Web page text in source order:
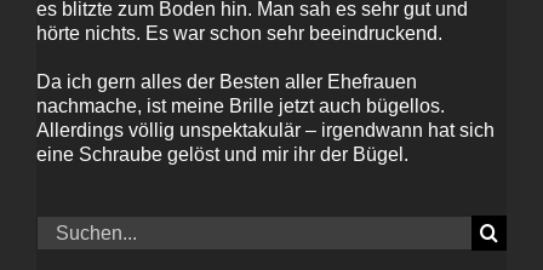
es blitzte zum Boden hin. Man sah es sehr gut und
hörte nichts. Es war schon sehr beeindruckend.
Da ich gern alles der Besten aller Ehefrauen
nachmache, ist meine Brille jetzt auch bügellos.
Allerdings völlig unspektakulär – irgendwann hat sich
eine Schraube gelöst und mir ihr der Bügel.
Suche
nach: